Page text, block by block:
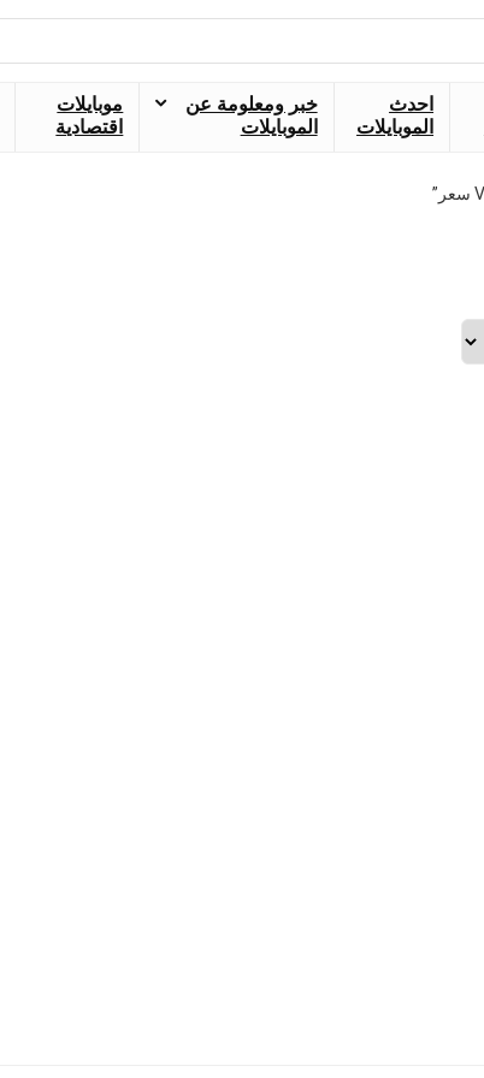
احدث
الموبايلات
خبر ومعلومة عن
الموبايلات
موبايلات
اقتصادية